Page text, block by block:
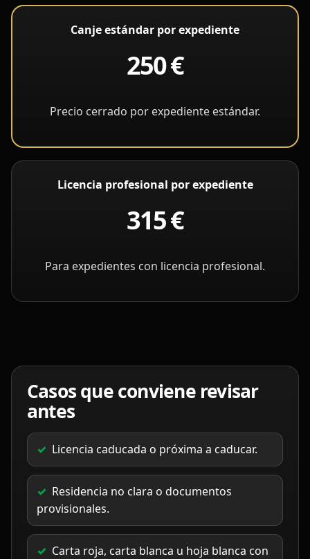
Canje estándar por expediente
250 €
Precio cerrado por expediente estándar.
Licencia profesional por expediente
315 €
Para expedientes con licencia profesional.
Casos que conviene revisar
antes
Licencia caducada o próxima a caducar.
Residencia no clara o documentos
provisionales.
Carta roja, carta blanca u hoja blanca con